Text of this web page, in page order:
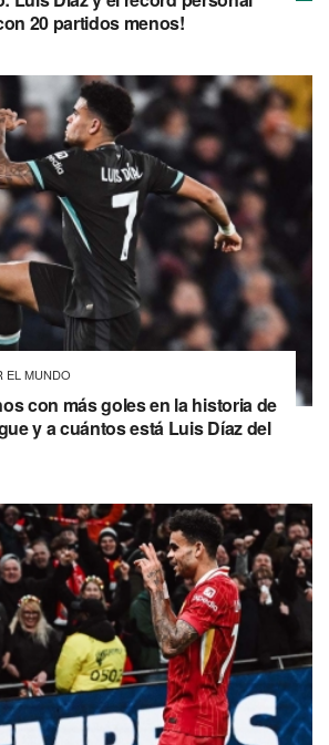
20 partidos menos!
EL MUNDO
con más goles en la historia de
y a cuántos está Luis Díaz del